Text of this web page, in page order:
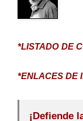
*LISTADO DE
*ENLACES DE
¡Defiende